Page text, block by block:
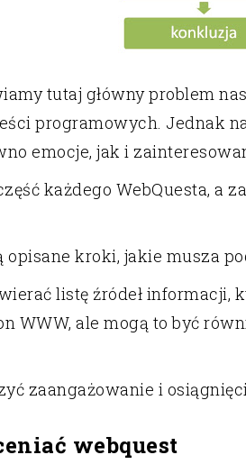
tutaj główny problem
programowych. Jednak
emocje, jak i
każdego WebQuesta, a
opisane kroki, jakie musza
listę źródeł
WWW, ale mogą to być
zaangażowanie i
webquest